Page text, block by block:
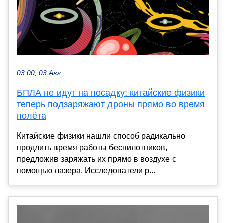
03:00, 03 Авг
БПЛА не идут на посадку: китайские физики
теперь подзаряжают дроны прямо во время
полёта
Китайские физики нашли способ радикально
продлить время работы беспилотников,
предложив заряжать их прямо в воздухе с
помощью лазера. Исследователи р...